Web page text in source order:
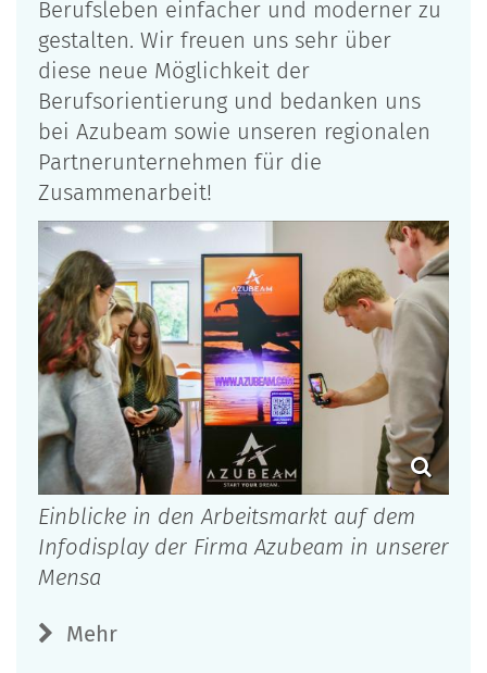
Berufsleben einfacher und moderner zu
gestalten. Wir freuen uns sehr über
diese neue Möglichkeit der
Berufsorientierung und bedanken uns
bei Azubeam sowie unseren regionalen
Partnerunternehmen für die
Zusammenarbeit!
Einblicke in den Arbeitsmarkt auf dem
Infodisplay der Firma Azubeam in unserer
Mensa
Mehr